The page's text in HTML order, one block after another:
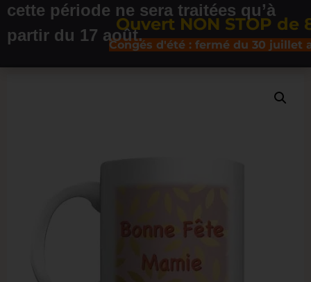
Ouvert NON STOP de
Congés d'été : fermé du 30 juillet au
cette période ne sera traitées qu’à
partir du 17 août.